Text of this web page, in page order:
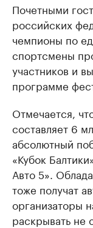
Почетными
российских
чемпионы по
спортсмены
участников и
программе
Отмечается,
составляет 6
абсолютный
«Кубок
Авто 5».
тоже получат
организаторы
раскрывать не